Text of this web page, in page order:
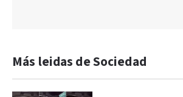
Más leidas de Sociedad